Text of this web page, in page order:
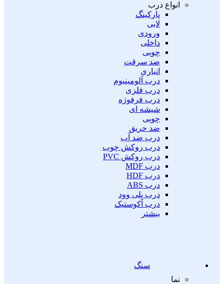
انواع درب
پارکینگ
لابی
ورودی
داخلی
چوبی
ضد سرقت
انباری
درب آلومینیوم
درب فلزی
درب فرفوژه
شیشه ای
چوبی
ضد حریق
درب ضد آب
درب روکش چوب
درب روکش PVC
درب MDF
درب HDF
درب ABS
درب پلی وود
درب آکوستیک
بیشتر
سنگ
نما